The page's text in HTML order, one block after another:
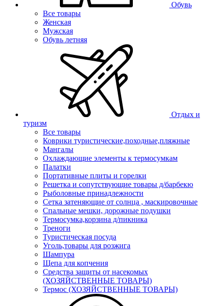
Обувь
Все товары
Женская
Мужская
Обувь летняя
Отдых и
туризм
Все товары
Коврики туристические,походные,пляжные
Мангалы
Охлаждающие элементы к термосумкам
Палатки
Портативные плиты и горелки
Решетка и сопутствующие товары д/барбекю
Рыболовные принадлежности
Сетка затеняющие от солнца , маскировочные
Спальные мешки, дорожные подушки
Термосумка,корзина д/пикника
Треноги
Туристическая посуда
Уголь,товары для розжига
Шампура
Щепа для копчения
Средства защиты от насекомых
(ХОЗЯЙСТВЕННЫЕ ТОВАРЫ)
Термос (ХОЗЯЙСТВЕННЫЕ ТОВАРЫ)